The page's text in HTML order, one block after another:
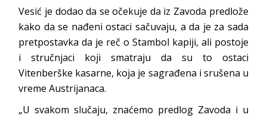
Vesić je dodao da se očekuje da iz Zavoda predlože
kako da se nađeni ostaci sačuvaju, a da je za sada
pretpostavka da je reč o Stambol kapiji, ali postoje
i stručnjaci koji smatraju da su to ostaci
Vitenberške kasarne, koja je sagrađena i srušena u
vreme Austrijanaca.
„U svakom slučaju, znaćemo predlog Zavoda i u